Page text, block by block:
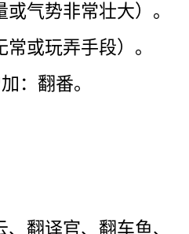
气势非常壮大）。
或玩弄手段）。
：翻番。
翻译官、翻车鱼、